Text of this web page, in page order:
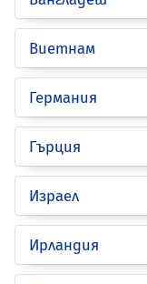
Виетнам
Германия
Гърция
Израел
Ирландия